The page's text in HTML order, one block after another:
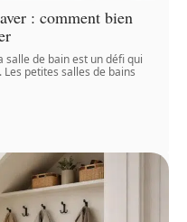
: comment bien
de bain est un défi qui
petites salles de bains